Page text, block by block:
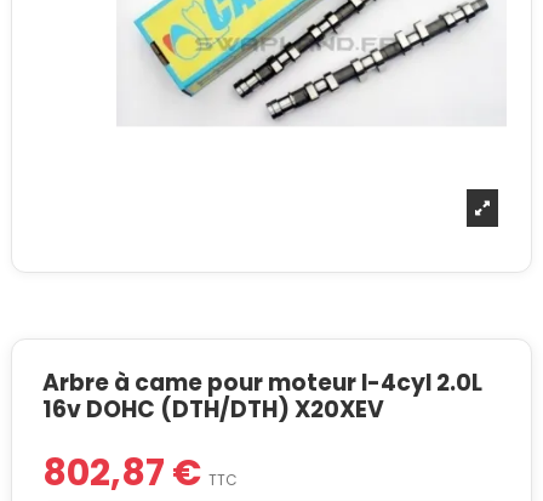
Arbre à came pour moteur I-4cyl 2.0L
16v DOHC (DTH/DTH) X20XEV
802,87 € TTC